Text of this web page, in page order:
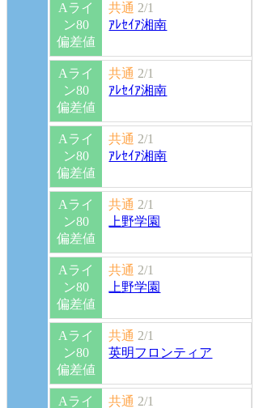
Aライ
ン80
偏差値
共通 2/1
ｱﾚｾｲｱ湘南
Aライ
ン80
偏差値
共通 2/1
ｱﾚｾｲｱ湘南
Aライ
ン80
偏差値
共通 2/1
ｱﾚｾｲｱ湘南
Aライ
ン80
偏差値
共通 2/1
上野学園
Aライ
ン80
偏差値
共通 2/1
上野学園
Aライ
ン80
偏差値
共通 2/1
英明フロンティア
Aライ 共通 2/1